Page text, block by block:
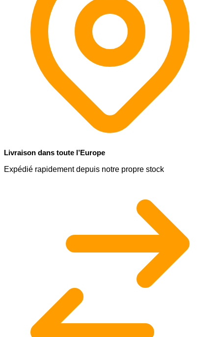
Livraison dans toute l’Europe
Expédié rapidement depuis notre propre stock